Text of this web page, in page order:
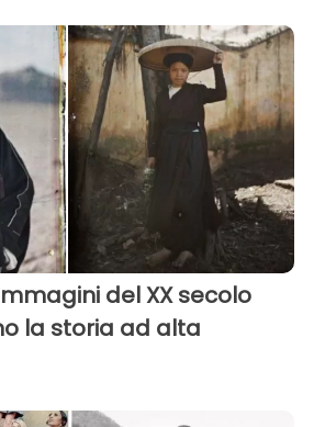
del XX secolo
la storia ad alta